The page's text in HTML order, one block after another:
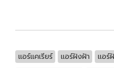
แอร์แคเรียร์ แอร์ฝังฝ้า
แอร์